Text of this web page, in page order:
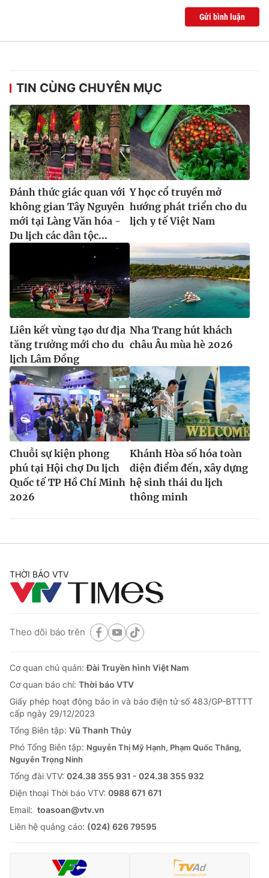
Gửi bình luận
TIN CÙNG CHUYÊN MỤC
Đánh thức giác quan với
không gian Tây Nguyên
mới tại Làng Văn hóa -
Du lịch các dân tộc...
Y học cổ truyền mở
hướng phát triển cho du
lịch y tế Việt Nam
Liên kết vùng tạo dư địa
tăng trưởng mới cho du
lịch Lâm Đồng
Nha Trang hút khách
châu Âu mùa hè 2026
Chuỗi sự kiện phong
phú tại Hội chợ Du lịch
Quốc tế TP Hồ Chí Minh
2026
Khánh Hòa số hóa toàn
diện điểm đến, xây dựng
hệ sinh thái du lịch
thông minh
THỜI BÁO VTV
Theo dõi báo trên
Cơ quan chủ quản:Đài Truyền hình Việt Nam
Cơ quan báo chí: Thời báo VTV
Giấy phép hoạt động báo in và báo điện tử số 483/GP-BTTTT
cấp ngày 29/12/2023
Tổng Biên tập: Vũ Thanh Thủy
Phó Tổng Biên tập: Nguyễn Thị Mỹ Hạnh, Phạm Quốc Thắng,
Nguyễn Trọng Ninh
Tổng đài VTV: 024.38 355 931 - 024.38 355 932
Ðiện thoại Thời báo VTV: 0988 671 671
Email: toasoan@vtv.vn
Liên hệ quảng cáo: (024) 626 79595